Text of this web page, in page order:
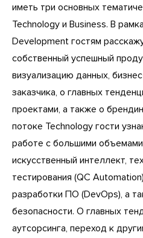
иметь три основных
Technology и Business. В
Development гостям
собственный успешный
визуализацию данных,
заказчика, о главных
проектами, а также о
потоке Technology гости
работе с большими
искусственный интеллект,
тестирования (QC
разработки ПО (DevOps), а
безопасности. О главных
аутсорсинга, переход к